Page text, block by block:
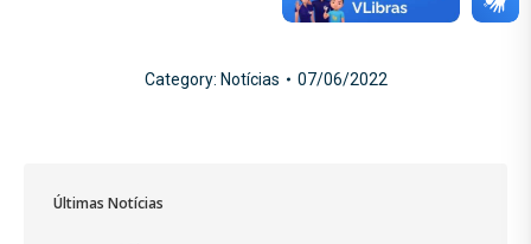
Category: Notícias 07/06/2022
Últimas Notícias